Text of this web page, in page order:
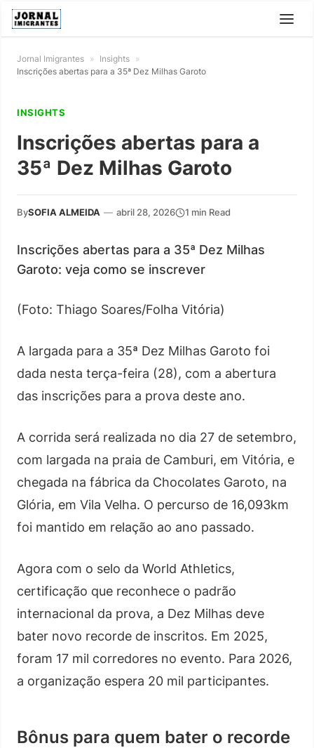
Jornal Imigrantes » Insights »
Inscrições abertas para a 35ª Dez Milhas Garoto
INSIGHTS
Inscrições abertas para a
35ª Dez Milhas Garoto
BySOFIA ALMEIDA — abril 28, 2026 1 min Read
Inscrições abertas para a 35ª Dez Milhas
Garoto: veja como se inscrever
(Foto: Thiago Soares/Folha Vitória)
A largada para a 35ª Dez Milhas Garoto foi
dada nesta terça-feira (28), com a abertura
das inscrições para a prova deste ano.
A corrida será realizada no dia 27 de setembro,
com largada na praia de Camburi, em Vitória, e
chegada na fábrica da Chocolates Garoto, na
Glória, em Vila Velha. O percurso de 16,093km
foi mantido em relação ao ano passado.
Agora com o selo da World Athletics,
certificação que reconhece o padrão
internacional da prova, a Dez Milhas deve
bater novo recorde de inscritos. Em 2025,
foram 17 mil corredores no evento. Para 2026,
a organização espera 20 mil participantes.
Bônus para quem bater o recorde